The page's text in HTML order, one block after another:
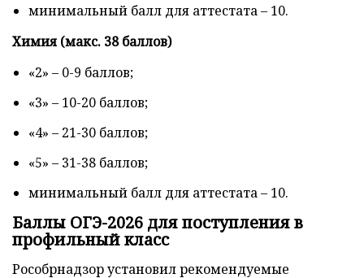
минимальный балл для аттестата – 10.
Химия (макс. 38 баллов)
«2» – 0-9 баллов;
«3» – 10-20 баллов;
«4» – 21-30 баллов;
«5» – 31-38 баллов;
минимальный балл для аттестата – 10.
Баллы ОГЭ-2026 для поступления в
профильный класс
Рособрнадзор установил рекомендуемые